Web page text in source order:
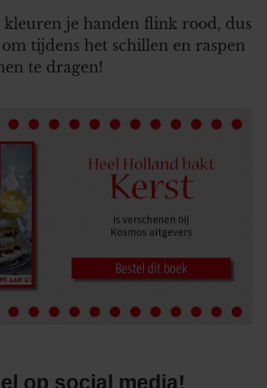
je handen flink rood, dus
tijdens het schillen en raspen
te dragen!
op social media!